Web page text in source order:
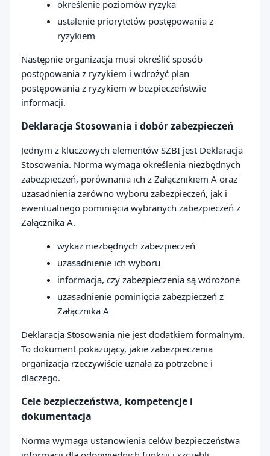
określenie poziomów ryzyka
ustalenie priorytetów postępowania z
ryzykiem
Następnie organizacja musi określić sposób
postępowania z ryzykiem i wdrożyć plan
postępowania z ryzykiem w bezpieczeństwie
informacji.
Deklaracja Stosowania i dobór zabezpieczeń
Jednym z kluczowych elementów SZBI jest Deklaracja
Stosowania. Norma wymaga określenia niezbędnych
zabezpieczeń, porównania ich z Załącznikiem A oraz
uzasadnienia zarówno wyboru zabezpieczeń, jak i
ewentualnego pominięcia wybranych zabezpieczeń z
Załącznika A.
wykaz niezbędnych zabezpieczeń
uzasadnienie ich wyboru
informacja, czy zabezpieczenia są wdrożone
uzasadnienie pominięcia zabezpieczeń z
Załącznika A
Deklaracja Stosowania nie jest dodatkiem formalnym.
To dokument pokazujący, jakie zabezpieczenia
organizacja rzeczywiście uznała za potrzebne i
dlaczego.
Cele bezpieczeństwa, kompetencje i
dokumentacja
Norma wymaga ustanowienia celów bezpieczeństwa